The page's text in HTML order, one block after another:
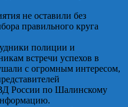
не оставили без
правильного круга
полиции и
встречи успехов в
с огромным интересом,
России по Шалинскому